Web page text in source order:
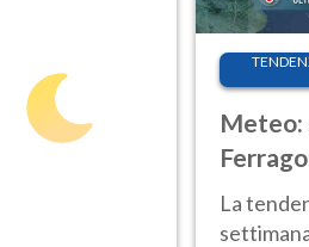
Meteo:
intenso
La